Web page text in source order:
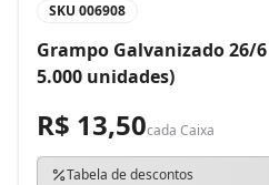
SKU 006908
Grampo Galvanizado 26/
5.000 unidades)
R$ 13,50cada Caixa
Tabela de descontos